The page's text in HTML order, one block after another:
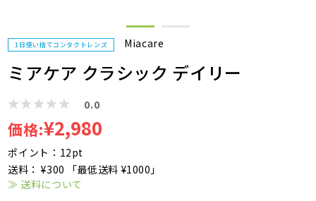
1日使い捨てコンタクトレンズ Miacare
ミアケア クラシック デイリー
0.0
価格:¥2,980
ポイント：12pt
送料： ¥300 「最低送料 ¥1000」
≫ 送料について